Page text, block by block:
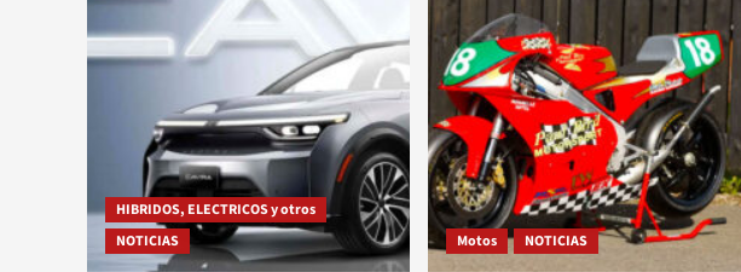
exgerentes
de
salir
del
pozo
motor
Raptor,
alma
de
explorador
HIBRIDOS, ELECTRICOS y otros
NOTICIAS
Motos NOTICIAS